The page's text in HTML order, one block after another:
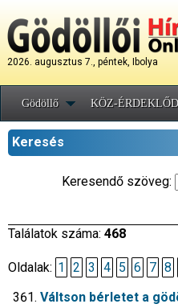
2026. augusztus 7., péntek, Ibolya
Gödöllő KÖZ-
Keresés
Keresendő szöveg:
Találatok száma: 468
Oldalak: 1 2 3 4 5 6 7 8
Váltson bérletet a